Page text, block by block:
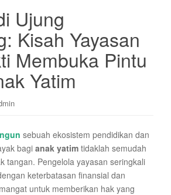
Ujung
Kisah Yayasan
Membuka Pintu
Yatim
sebuah ekosistem pendidikan dan
bagi anak yatim tidaklah semudah
tangan. Pengelola yayasan seringkali
keterbatasan finansial dan
untuk memberikan hak yang